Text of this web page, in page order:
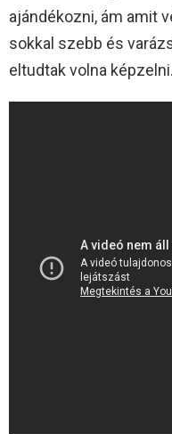
ajándékozni, ám amit
sokkal szebb és
eltudtak volna képzelni.